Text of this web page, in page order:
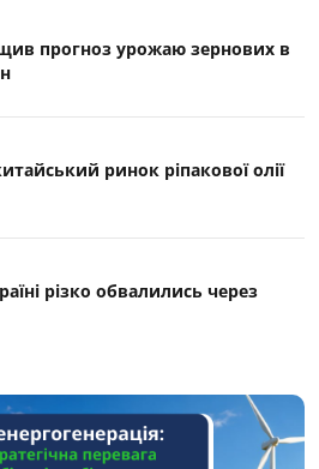
прогноз урожаю зернових в
ринок ріпакової олії
різко обвалились через